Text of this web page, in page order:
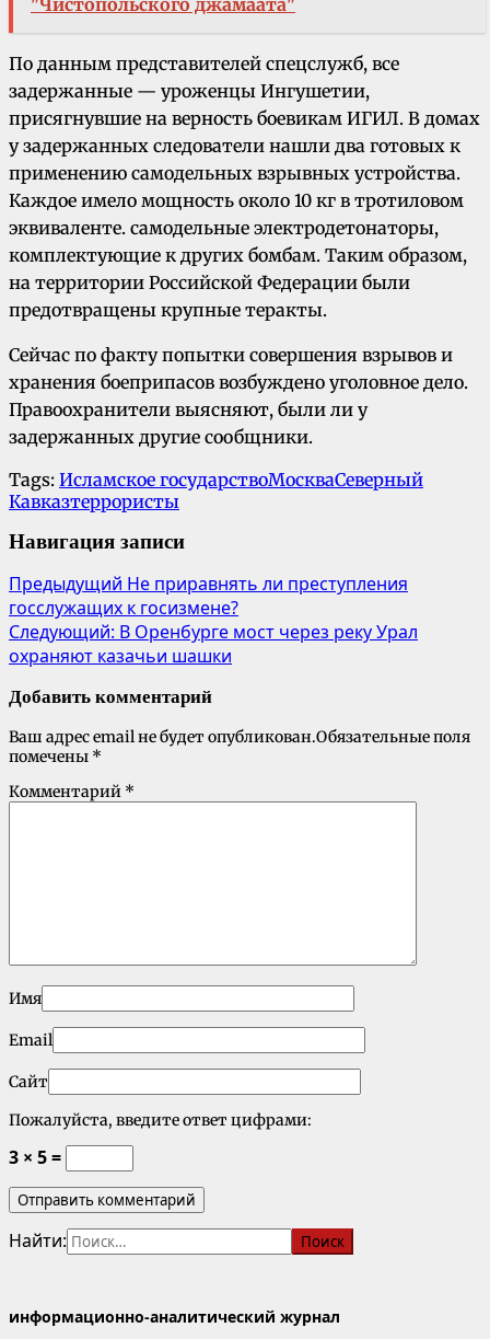
"Чистопольского джамаата"
По данным представителей спецслужб, все
задержанные — уроженцы Ингушетии,
присягнувшие на верность боевикам ИГИЛ. В домах
у задержанных следователи нашли два готовых к
применению самодельных взрывных устройства.
Каждое имело мощность около 10 кг в тротиловом
эквиваленте. самодельные электродетонаторы,
комплектующие к других бомбам. Таким образом,
на территории Российской Федерации были
предотвращены крупные теракты.
Сейчас по факту попытки совершения взрывов и
хранения боеприпасов возбуждено уголовное дело.
Правоохранители выясняют, были ли у
задержанных другие сообщники.
Tags: Исламское государствоМоскваСеверный
Кавказтеррористы
Навигация записи
Предыдущий Не приравнять ли преступления
госслужащих к госизмене?
Следующий: В Оренбурге мост через реку Урал
охраняют казачьи шашки
Добавить комментарий
Ваш адрес email не будет опубликован.Обязательные поля
помечены *
Комментарий *
Имя
Email
Сайт
Пожалуйста, введите ответ цифрами:
3 × 5 =
Найти:
информационно-аналитический журнал